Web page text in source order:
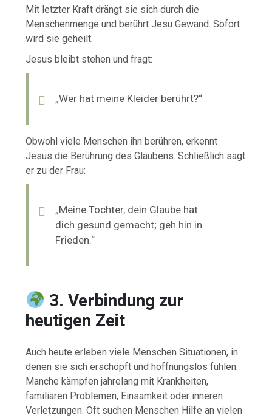
Mit letzter Kraft drängt sie sich durch die
Menschenmenge und berührt Jesu Gewand. Sofort
wird sie geheilt.
Jesus bleibt stehen und fragt:
„Wer hat meine Kleider berührt?“
Obwohl viele Menschen ihn berühren, erkennt
Jesus die Berührung des Glaubens. Schließlich sagt
er zu der Frau:
„Meine Tochter, dein Glaube hat
dich gesund gemacht; geh hin in
Frieden.“
3. Verbindung zur
heutigen Zeit
Auch heute erleben viele Menschen Situationen, in
denen sie sich erschöpft und hoffnungslos fühlen.
Manche kämpfen jahrelang mit Krankheiten,
familiären Problemen, Einsamkeit oder inneren
Verletzungen. Oft suchen Menschen Hilfe an vielen